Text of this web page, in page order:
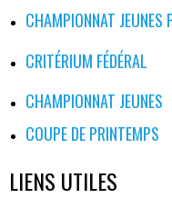
CHAMPIONNAT JEUNES
CRITÉRIUM FÉDÉRAL
CHAMPIONNAT JEUNES
COUPE DE PRINTEMPS
LIENS UTILES